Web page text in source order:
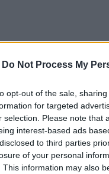
Do Not Process My
opt-out of the sale,
for targeted
selection. Please note that
interest-based ads
to third parties
of your personal
This information may also
bouillante ?
est très dangereuse et de
pas assez attention avec
sont très
même si les brûlures sont